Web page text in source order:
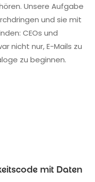
Unsere Aufgabe
und sie mit
CEOs und
nicht nur, E-Mails zu
zu beginnen.
mit Daten